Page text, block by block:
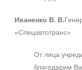
Иваненко В. В.
«Спецавтотранс»
От лица
благодарим